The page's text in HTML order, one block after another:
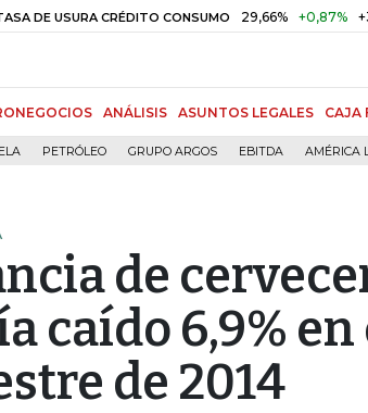
CRÉDITO CONSUMO 29,66% +0,87% +3,02%
ANÁLISIS ASUNTOS LEGALES CAJA
PETRÓLEO GRUPO ARGOS EBITDA AMÉRICA
de
caído 6,9%
de 2014